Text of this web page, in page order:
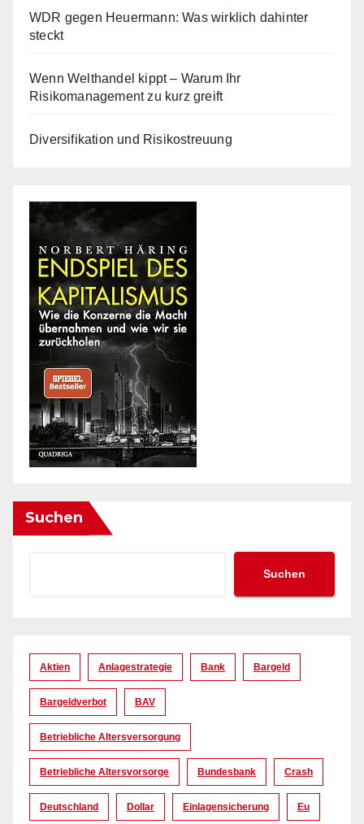
WDR gegen Heuermann: Was wirklich dahinter
steckt
Wenn Welthandel kippt – Warum Ihr
Risikomanagement zu kurz greift
Diversifikation und Risikostreuung
Suchen
Suchen
Aktien Anlagestrategie Bank Bargeld
Bargeldverbot BAV
Betriebliche Altersversorgung
Betriebliche Altersvorsorge Bundesbank Crash
Deutschland Dollar Einlagensicherung Eu